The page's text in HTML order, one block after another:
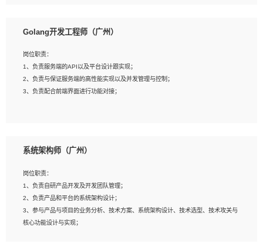
2、熟悉PostgreSQL、redis、MongoDB、ElasticSearch等开源数据库运维管理，
4、熟悉Hadoop、HBASE、Spark等大数据平台优先。
5、熟悉linux或任意一种unix操作系统，如有较强操作系统侧工作经验者优先。
6、具备丰富的项目实施经验，较强的自我学习能力。
Golang开发工程师（广州）
岗位职责：
1、负责服务端的API以及平台设计跟实现；
2、负责与保证服务端的高性能实现以及并发管理与控制；
3、负责配合前端界面进行功能对接；
2、1年以上Golang开发工作经验，能独立完成相应项目开发；
与实现，熟悉常用开源框架及设计模式；
4、熟悉Golang、连接池、消息队列等组件使用、熟悉后端开发、测试、调试流程
跟工具使用；
5、对技术有激情，喜欢钻研，能快速接受和掌握新技术，学习能力和工作责任心
强，良好的沟通表达能力和团队协作能力。
系统架构师（广州）
岗位职责：
1、负责自研产品开发及开发团队管理；
2、负责产品和平台的系统架构设计；
3、参与产品与项目的业务分析、技术方案、系统架构设计、技术选型、技术攻关与
核心功能设计与实现；